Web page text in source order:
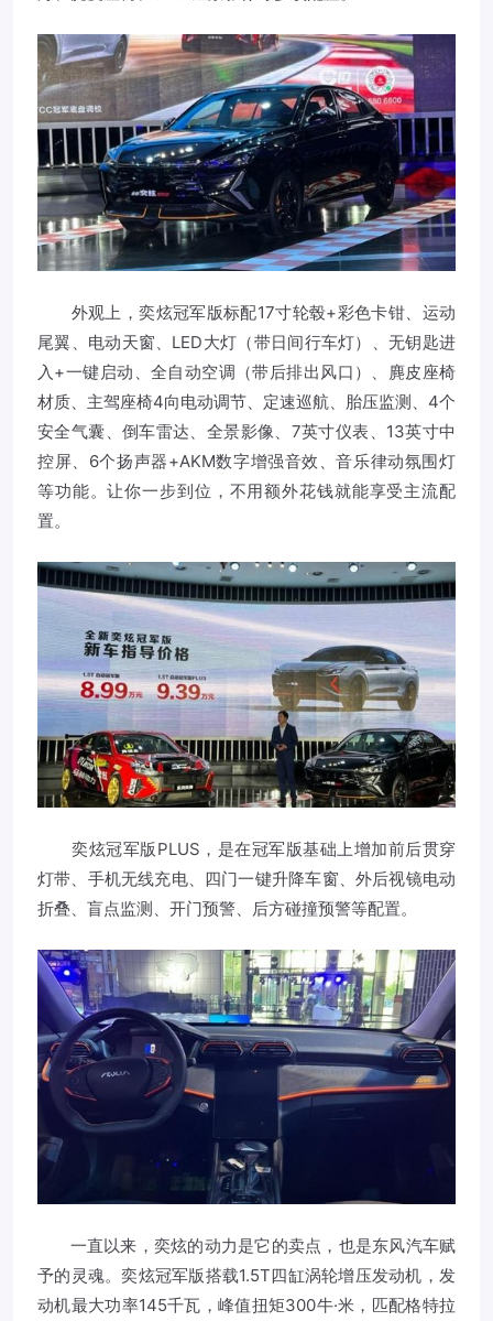
外观上，奕炫冠军版标配17寸轮毂+彩色卡钳、运动
尾翼、电动天窗、LED大灯（带日间行车灯）、无钥匙进
入+一键启动、全自动空调（带后排出风口）、麂皮座椅
材质、主驾座椅4向电动调节、定速巡航、胎压监测、4个
安全气囊、倒车雷达、全景影像、7英寸仪表、13英寸中
控屏、6个扬声器+AKM数字增强音效、音乐律动氛围灯
等功能。让你一步到位，不用额外花钱就能享受主流配
置。
奕炫冠军版PLUS，是在冠军版基础上增加前后贯穿
灯带、手机无线充电、四门一键升降车窗、外后视镜电动
折叠、盲点监测、开门预警、后方碰撞预警等配置。
一直以来，奕炫的动力是它的卖点，也是东风汽车赋
予的灵魂。奕炫冠军版搭载1.5T四缸涡轮增压发动机，发
动机最大功率145千瓦，峰值扭矩300牛·米，匹配格特拉